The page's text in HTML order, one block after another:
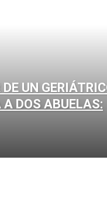
UN
DOS ABUELAS: